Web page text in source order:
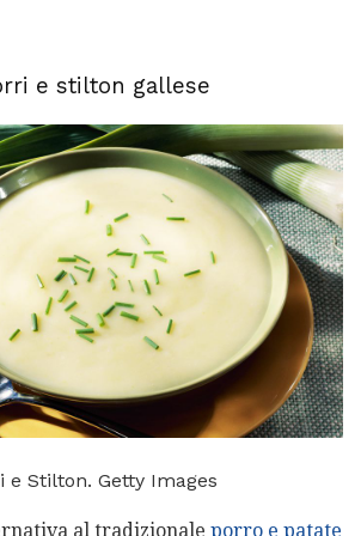
e stilton gallese
e Stilton. Getty Images
al tradizionale porro e patate